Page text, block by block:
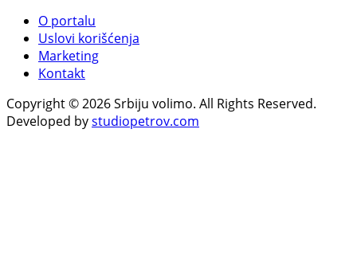
O portalu
Uslovi korišćenja
Marketing
Kontakt
Copyright © 2026 Srbiju volimo. All Rights Reserved.
Developed bystudiopetrov.com